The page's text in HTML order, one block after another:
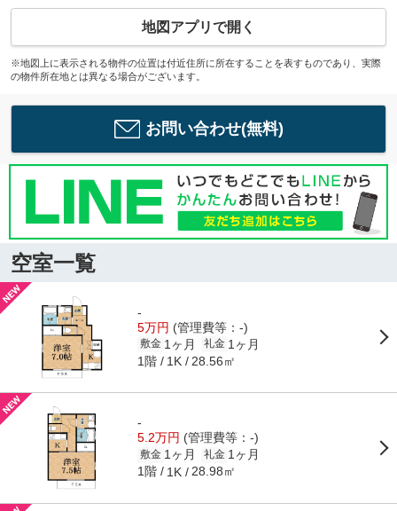
地図アプリで開く
※地図上に表示される物件の位置は付近住所に所在することを表すものであり、実際
の物件所在地とは異なる場合がございます。
お問い合わせ(無料)
空室一覧
-
5万円 (管理費等：-)
敷金 1ヶ月 礼金 1ヶ月
1階 1K 28.56㎡
-
5.2万円 (管理費等：-)
敷金 1ヶ月 礼金 1ヶ月
1階 1K 28.98㎡